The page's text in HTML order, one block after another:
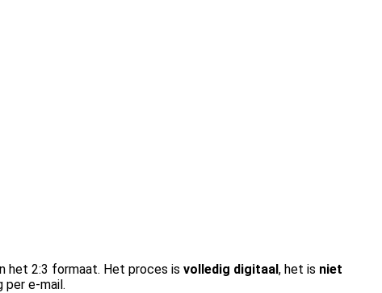
het 2:3 formaat. Het proces is volledig digitaal, het is niet
per e-mail.